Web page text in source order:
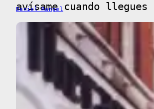
avísame cuando llegues
Daniel Rangel